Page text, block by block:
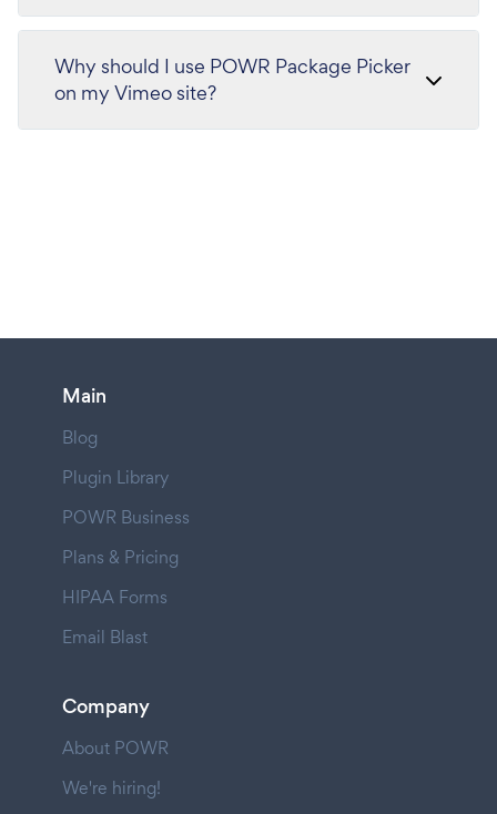
Why should I use POWR Package Picker
on my Vimeo site?
Main
Blog
Plugin Library
POWR Business
Plans & Pricing
HIPAA Forms
Email Blast
Company
About POWR
We're hiring!